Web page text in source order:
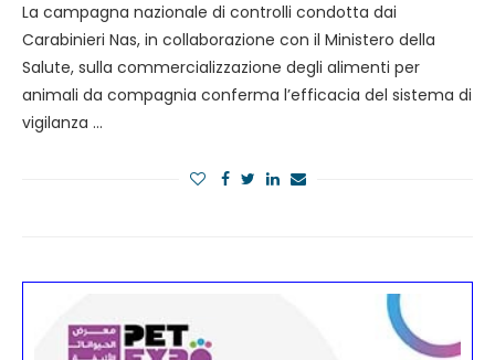
La campagna nazionale di controlli condotta dai
Carabinieri Nas, in collaborazione con il Ministero della
Salute, sulla commercializzazione degli alimenti per
animali da compagnia conferma l’efficacia del sistema di
vigilanza …